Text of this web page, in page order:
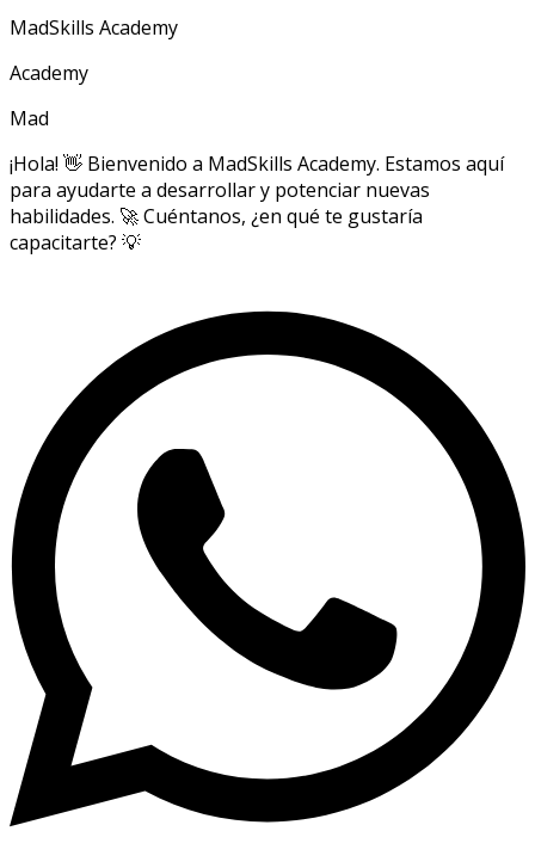
MadSkills Academy
Academy
Mad
¡Hola! 👋 Bienvenido a MadSkills Academy. Estamos aquí
para ayudarte a desarrollar y potenciar nuevas
habilidades. 🚀 Cuéntanos, ¿en qué te gustaría
capacitarte? 💡